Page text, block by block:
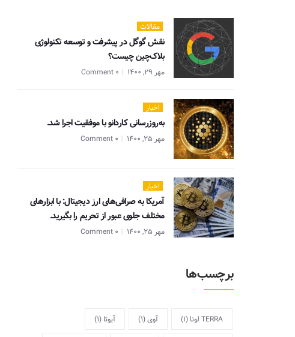
مقالات
نقش گوگل در پیشرفت و توسعه تکنولوژی
بلاک‌چین چیست؟
مهر 29, 1400 0 Comment
اخبار
به‌روزرسانی کاردانو با موفقیت اجرا شد.
مهر 25, 1400 0 Comment
اخبار
آمریکا به صرافی‌های ارز دیجیتال: با ابزارهای
مختلف جلوی عبور از تحریم را بگیرید.
مهر 25, 1400 0 Comment
برچسب‌ها
TERRA لونا (1) آوی(1) آیوتا (1)